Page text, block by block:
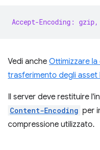
Accept-Encoding:
Vedi anche Ottimizzare
trasferimento degli
Il server deve restituire
Content-Encoding per
compressione utilizzato.